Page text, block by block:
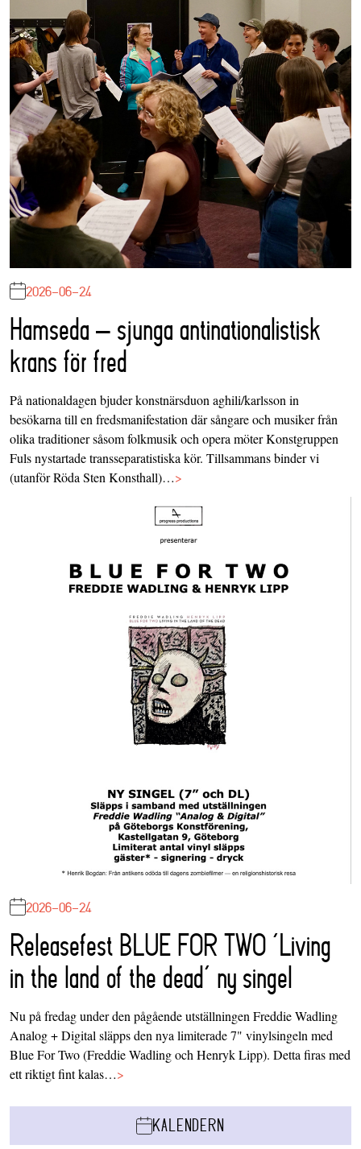
2026-06-24
Hamseda – sjunga antinationalistisk
krans för fred
På nationaldagen bjuder konstnärsduon aghili/karlsson in
besökarna till en fredsmanifestation där sångare och musiker från
olika traditioner såsom folkmusik och opera möter Konstgruppen
Fuls nystartade transseparatistiska kör. Tillsammans binder vi
(utanför Röda Sten Konsthall)…>
2026-06-24
Releasefest BLUE FOR TWO ‘Living
in the land of the dead’ ny singel
Nu på fredag under den pågående utställningen Freddie Wadling
Analog + Digital släpps den nya limiterade 7" vinylsingeln med
Blue For Two (Freddie Wadling och Henryk Lipp). Detta firas med
ett riktigt fint kalas…>
KALENDERN